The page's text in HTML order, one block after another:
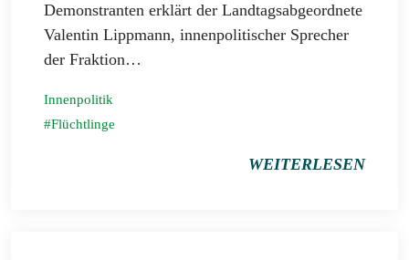
Demonstranten erklärt der Landtagsabgeordnete
Valentin Lippmann, innenpolitischer Sprecher
der Fraktion…
Innenpolitik
Flüchtlinge
WEITERLESEN